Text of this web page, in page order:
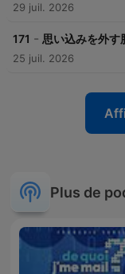
29 juil. 2026
171 - 思い込みを外す
25 juil. 2026
Plus de